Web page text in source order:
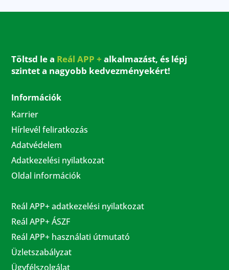
Töltsd le a Reál APP + alkalmazást, és lépj
szintet a nagyobb kedvezményekért!
Információk
Karrier
Hírlevél feliratkozás
Adatvédelem
Adatkezelési nyilatkozat
Oldal információk
Reál APP+ adatkezelési nyilatkozat
Reál APP+ ÁSZF
Reál APP+ használati útmutató
Üzletszabályzat
Ügyfélszolgálat